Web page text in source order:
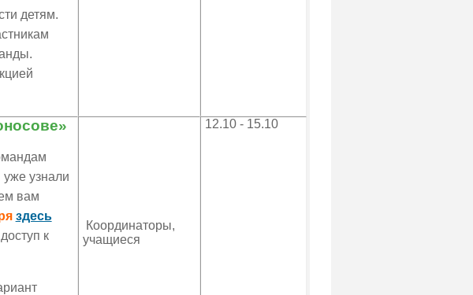
детям.
узнали
вам
здесь
к
Координаторы,
учащиеся
12.10 - 15.10